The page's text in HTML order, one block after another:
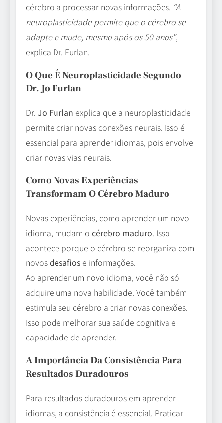
cérebro a processar novas informações. “A
neuroplasticidade permite que o cérebro se
adapte e mude, mesmo após os 50 anos”,
explica Dr. Furlan.
O Que É Neuroplasticidade Segundo
Dr. Jo Furlan
Dr. Jo Furlan explica que a neuroplasticidade
permite criar novas conexões neurais. Isso é
essencial para aprender idiomas, pois envolve
criar novas vias neurais.
Como Novas Experiências
Transformam O Cérebro Maduro
Novas experiências, como aprender um novo
idioma, mudam o cérebro maduro. Isso
acontece porque o cérebro se reorganiza com
novosdesafios e informações.
Ao aprender um novo idioma, você não só
adquire uma nova habilidade. Você também
estimula seu cérebro a criar novas conexões.
Isso pode melhorar sua saúde cognitiva e
capacidade de aprender.
A Importância Da Consistência Para
Resultados Duradouros
Para resultados duradouros em aprender
idiomas, a consistência é essencial. Praticar